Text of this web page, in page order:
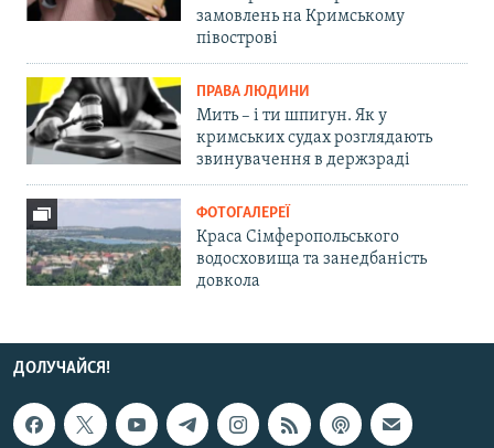
замовлень на Кримському
півострові
ПРАВА ЛЮДИНИ
Мить – і ти шпигун. Як у
кримських судах розглядають
звинувачення в держзраді
ФОТОГАЛЕРЕЇ
Краса Сімферопольського
водосховища та занедбаність
довкола
ДОЛУЧАЙСЯ!